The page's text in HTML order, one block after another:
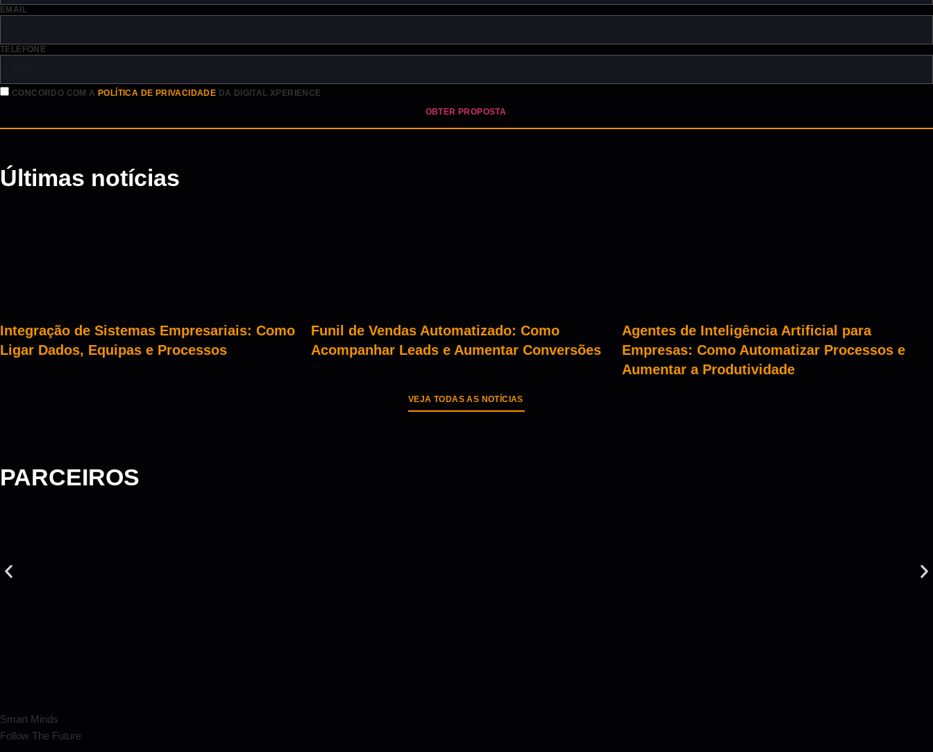
EMAIL
TELEFONE
CONCORDO COM APOLÍTICA DE PRIVACIDADE DA DIGITAL XPERIENCE
OBTER PROPOSTA
Últimas notícias
Integração de Sistemas Empresariais: Como
Ligar Dados, Equipas e Processos
Funil de Vendas Automatizado: Como
Acompanhar Leads e Aumentar Conversões
Agentes de Inteligência Artificial para
Empresas: Como Automatizar Processos e
Aumentar a Produtividade
VEJA TODAS AS NOTÍCIAS
PARCEIROS
Smart Minds
Follow The Future